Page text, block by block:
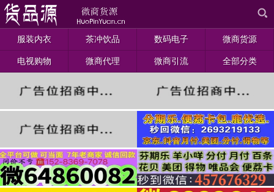
服装内衣 茶冲饮品 数码电子 微商货源
电视购物 微商代理 微商引流 全部分类